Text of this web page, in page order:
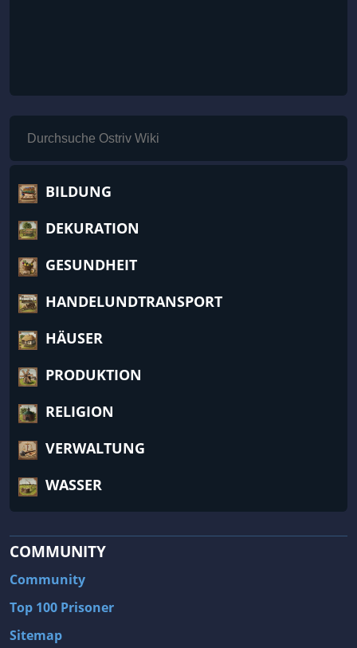
BILDUNG
DEKURATION
GESUNDHEIT
HANDELUNDTRANSPORT
HÄUSER
PRODUKTION
RELIGION
VERWALTUNG
WASSER
COMMUNITY
Community
Top 100 Prisoner
Sitemap